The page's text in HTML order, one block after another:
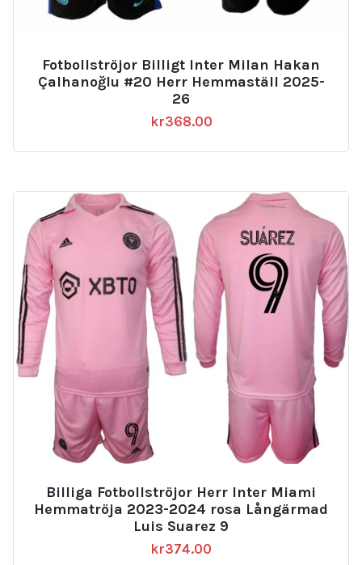
Fotbollströjor Billigt Inter Milan Hakan
Çalhanoğlu #20 Herr Hemmaställ 2025-
26
kr368.00
Billiga Fotbollströjor Herr Inter Miami
Hemmatröja 2023-2024 rosa Långärmad
Luis Suarez 9
kr374.00